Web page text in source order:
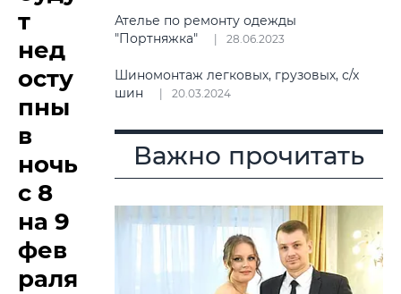
т
нед
осту
пны
в
ночь
с 8
на 9
фев
раля
Ателье по ремонту одежды
"Портняжка"
28.06.2023
Шиномонтаж легковых, грузовых, с/х
шин
20.03.2024
Важно прочитать